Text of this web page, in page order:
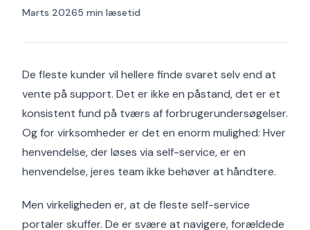
Marts 20265 min læsetid
De fleste kunder vil hellere finde svaret selv end at
vente på support. Det er ikke en påstand, det er et
konsistent fund på tværs af forbrugerundersøgelser.
Og for virksomheder er det en enorm mulighed: Hver
henvendelse, der løses via self-service, er en
henvendelse, jeres team ikke behøver at håndtere.
Men virkeligheden er, at de fleste self-service
portaler skuffer. De er svære at navigere, forældede